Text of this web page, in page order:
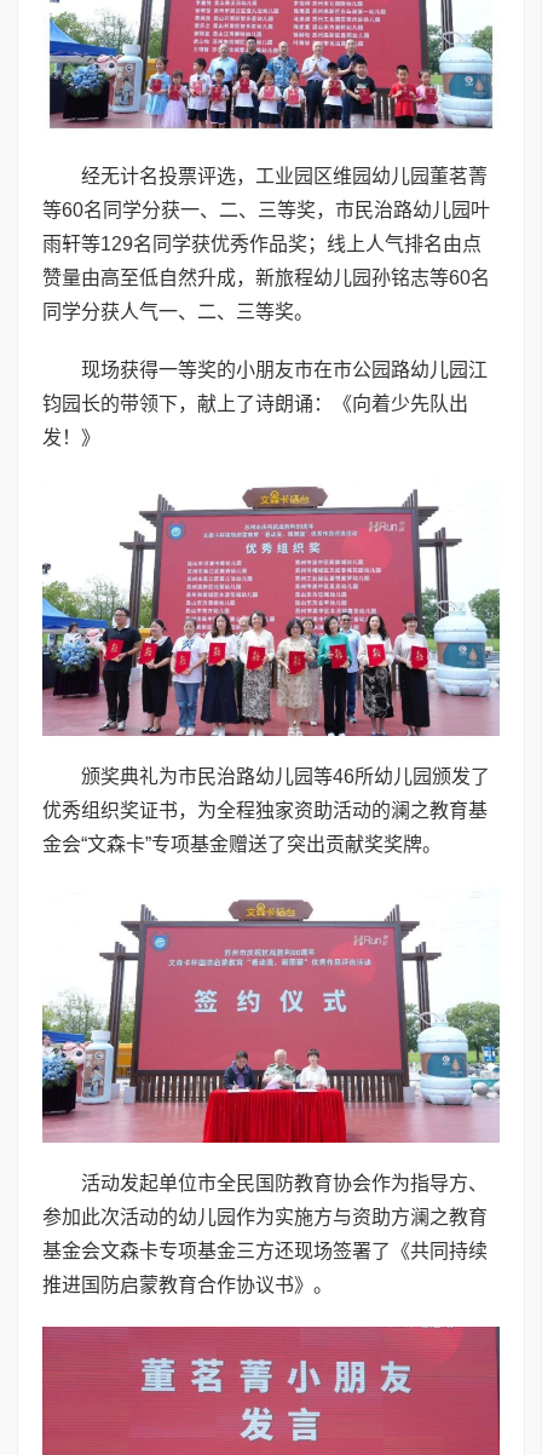
经无计名投票评选，工业园区维园幼儿园董茗菁
等60名同学分获一、二、三等奖，市民治路幼儿园叶
雨轩等129名同学获优秀作品奖；线上人气排名由点
赞量由高至低自然升成，新旅程幼儿园孙铭志等60名
同学分获人气一、二、三等奖。
现场获得一等奖的小朋友市在市公园路幼儿园江
钧园长的带领下，献上了诗朗诵：《向着少先队出
发！》
颁奖典礼为市民治路幼儿园等46所幼儿园颁发了
优秀组织奖证书，为全程独家资助活动的澜之教育基
金会“文森卡”专项基金赠送了突出贡献奖奖牌。
活动发起单位市全民国防教育协会作为指导方、
参加此次活动的幼儿园作为实施方与资助方澜之教育
基金会文森卡专项基金三方还现场签署了《共同持续
推进国防启蒙教育合作协议书》。